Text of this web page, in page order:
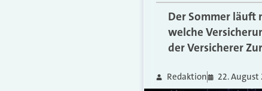
Der Sommer läuft
welche
der Versicherer
Redaktion 22. August